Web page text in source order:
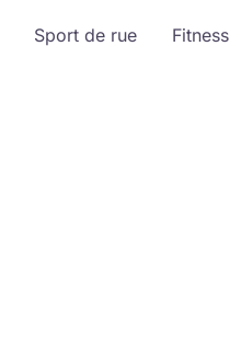
Sport de rue Fitness